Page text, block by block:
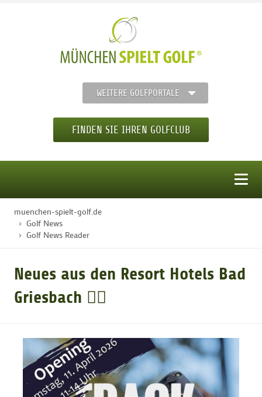
WEITERE GOLFPORTALE
FINDEN SIE IHREN GOLFCLUB
STARTSEITE
GOLFTURNIERE
GOLFEINSTEIGER
muenchen-spielt-golf.de
Golf News
Golf News Reader
Neues aus den Resort Hotels Bad
Griesbach 🏌️‍♀️